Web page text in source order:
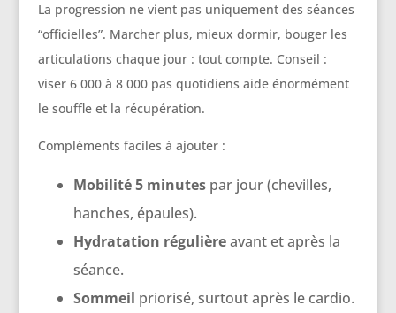
La progression ne vient pas uniquement des séances
“officielles”. Marcher plus, mieux dormir, bouger les
articulations chaque jour : tout compte. Conseil :
viser 6 000 à 8 000 pas quotidiens aide énormément
le souffle et la récupération.
Compléments faciles à ajouter :
Mobilité 5 minutespar jour (chevilles,
hanches, épaules).
Hydratation régulièreavant et après la
séance.
Sommeil priorisé, surtout après le cardio.